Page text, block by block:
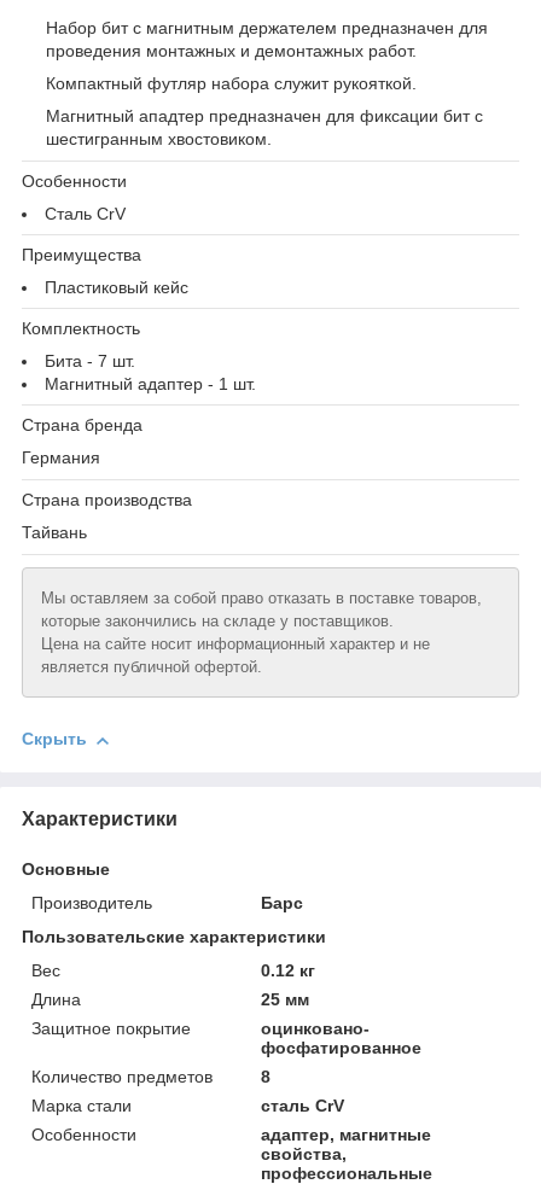
Набор бит с магнитным держателем предназначен для
проведения монтажных и демонтажных работ.
Компактный футляр набора служит рукояткой.
Магнитный ападтер предназначен для фиксации бит с
шестигранным хвостовиком.
Особенности
Сталь CrV
Преимущества
Пластиковый кейс
Комплектность
Бита - 7 шт.
Магнитный адаптер - 1 шт.
Страна бренда
Германия
Страна производства
Тайвань
Мы оставляем за собой право отказать в поставке товаров,
которые закончились на складе у поставщиков.
Цена на сайте носит информационный характер и не
является публичной офертой.
Скрыть
Характеристики
Основные
Производитель
Барс
Пользовательские характеристики
Вeс
0.12 кг
Длинa
25 мм
Защитное покрытие
оцинковано-
фосфатированное
Количество предметов
8
Марка стали
сталь CrV
Особенности
адаптер, магнитные
свойства,
профессиональные